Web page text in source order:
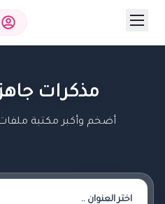
مذكرات
أضخم وأكبر مكتبة ملفات